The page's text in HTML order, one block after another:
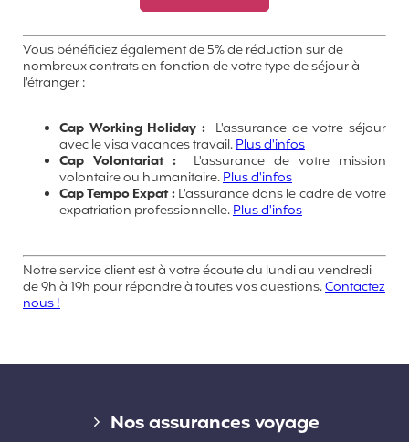
Vous bénéficiez également de 5% de réduction sur de
nombreux contrats en fonction de votre type de séjour à
l'étranger :
Cap Working Holiday : L'assurance de votre séjour
avec le visa vacances travail.Plus d'infos
Cap Volontariat :
L'assurance de votre mission
volontaire ou humanitaire.Plus d'infos
Cap Tempo Expat :L'assurance dans le cadre de votre
expatriation professionnelle.Plus d'infos
Notre service client est à votre écoute du lundi au vendredi
de 9h à 19h pour répondre à toutes vos questions.Contactez
nous !
Nos assurances voyage